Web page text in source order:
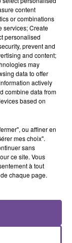
à la satisfaction
qualité dans le
les
le client
à sa
de
sur les
content
or combinations
services; Create
personalised
prevent and
and content;
may
data to offer
actively
combine data from
based on
ou affiner en
mes choix".
sans
ce site. Vous
à tout
chaque page.